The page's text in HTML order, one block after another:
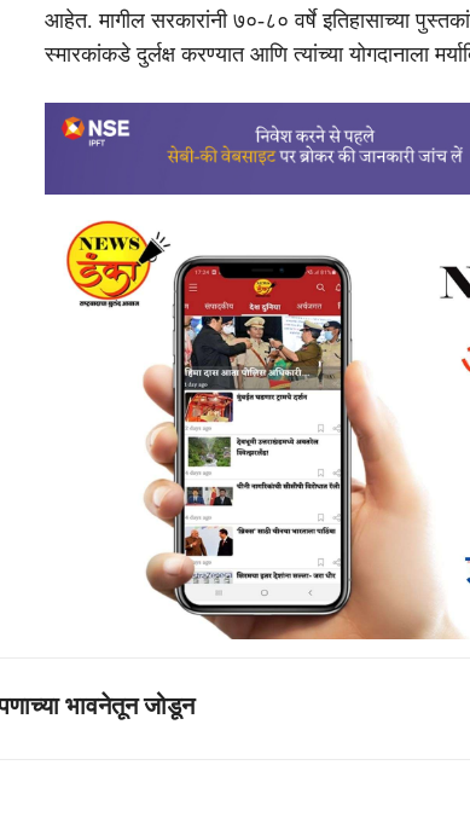
आहेत. मागील सरकारांनी ७०-८० वर्षे इतिहासाच्या
स्मारकांकडे दुर्लक्ष करण्यात आणि त्यांच्या योगदानाला
भावनेतून जोडून